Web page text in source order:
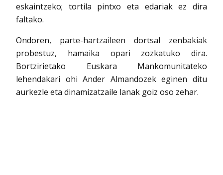
eskaintzeko; tortila pintxo eta edariak ez dira
faltako.
Ondoren, parte-hartzaileen dortsal zenbakiak
probestuz, hamaika opari zozkatuko dira.
Bortzirietako Euskara Mankomunitateko
lehendakari ohi Ander Almandozek eginen ditu
aurkezle eta dinamizatzaile lanak goiz oso zehar.